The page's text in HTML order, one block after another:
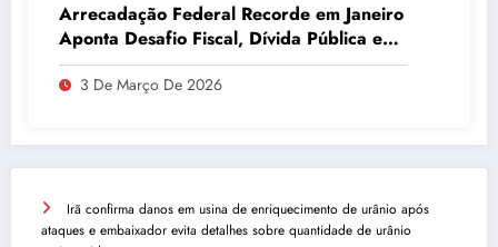
Arrecadação Federal Recorde em Janeiro
Aponta Desafio Fiscal, Dívida Pública e
Inadimplência no Agro
3 De Março De 2026
Irã confirma danos em usina de enriquecimento de urânio após
ataques e embaixador evita detalhes sobre quantidade de urânio